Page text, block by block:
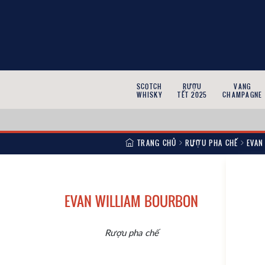
SCOTCH
WHISKY
RƯỢU
TẾT 2025
VANG
CHAMPAGNE
TRANG CHỦ RƯỢU PHA CHẾ
EVAN WILLIAM BOURBON
Rượu pha chế